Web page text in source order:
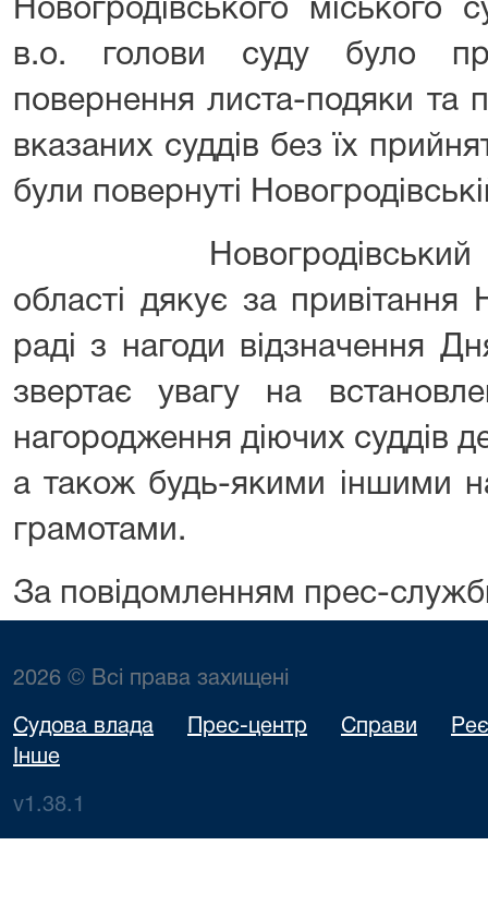
Новогродівського міського
в.о. голови суду було
повернення листа-подяки та
вказаних суддів без їх
були повернуті
Новогродівський
області дякує за привітання
раді з нагоди відзначення
звертає увагу на
нагородження діючих суддів
а також будь-якими іншими
грамотами.
За повідомленням прес-
2026 © Всі права захищені
Судова влада Прес-центр Справи
Інше
v1.38.1